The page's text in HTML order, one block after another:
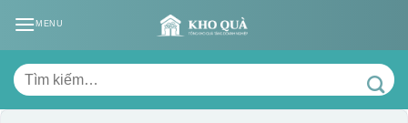
MENU
Tìm
kiếm: